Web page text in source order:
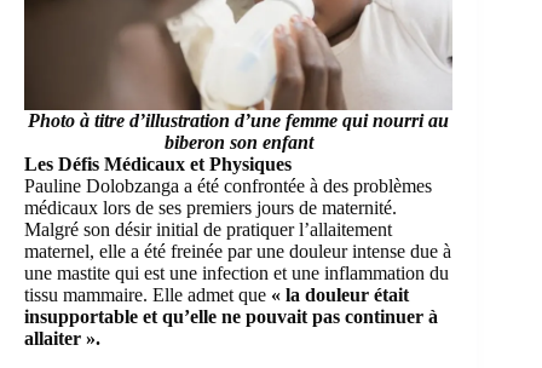
Photo à titre d’illustration d’une femme qui nourri au
biberon son enfant
Les Défis Médicaux et Physiques
Pauline Dolobzanga a été confrontée à des problèmes
médicaux lors de ses premiers jours de maternité.
Malgré son désir initial de pratiquer l’allaitement
maternel, elle a été freinée par une douleur intense due à
une mastite qui est une infection et une inflammation du
tissu mammaire. Elle admet que « la douleur était
insupportable et qu’elle ne pouvait pas continuer à
allaiter ».